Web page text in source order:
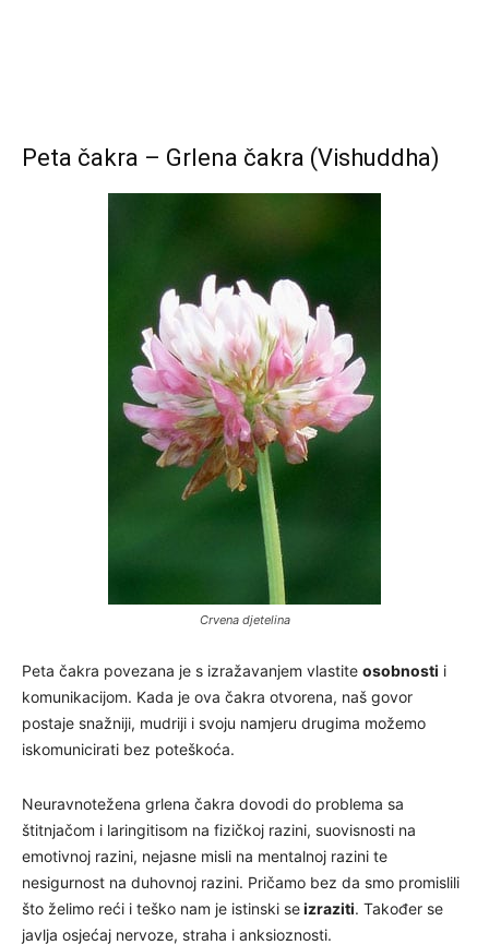
Peta čakra – Grlena čakra (Vishuddha)
Crvena djetelina
Peta čakra povezana je s izražavanjem vlastite osobnosti i
komunikacijom. Kada je ova čakra otvorena, naš govor
postaje snažniji, mudriji i svoju namjeru drugima možemo
iskomunicirati bez poteškoća.
Neuravnotežena grlena čakra dovodi do problema sa
štitnjačom i laringitisom na fizičkoj razini, suovisnosti na
emotivnoj razini, nejasne misli na mentalnoj razini te
nesigurnost na duhovnoj razini. Pričamo bez da smo promislili
što želimo reći i teško nam je istinski seizraziti. Također se
javlja osjećaj nervoze, straha i anksioznosti.